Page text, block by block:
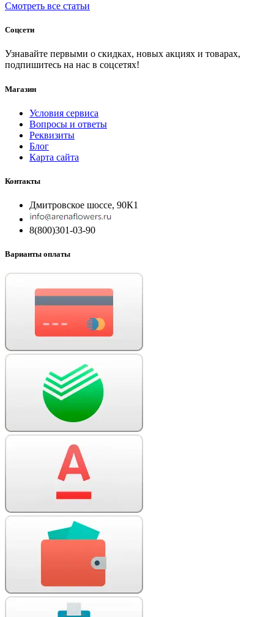
Смотреть все статьи
Соцсети
Узнавайте первыми о скидках, новых акциях и товарах,
подпишитесь на нас в соцсетях!
Магазин
Условия сервиса
Вопросы и ответы
Реквизиты
Блог
Карта сайта
Контакты
Дмитровское шоссе, 90К1
8(800)301-03-90
Варианты оплаты